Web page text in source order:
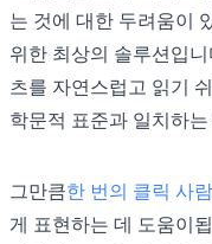
는 것에 대한 두려움이
위한 최상의 솔루션입
츠를 자연스럽고 읽기
학문적 표준과 일치하
그만큼한 번의 클릭 사람
게 표현하는 데 도움이